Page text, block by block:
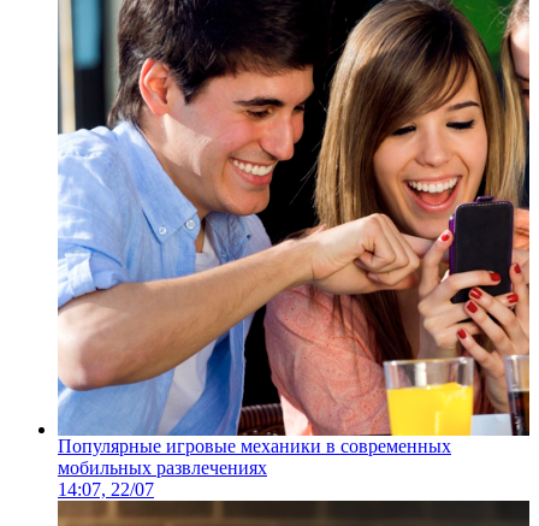
Популярные игровые механики в современных
мобильных развлечениях
14:07, 22/07